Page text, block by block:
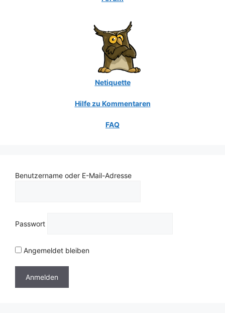
Netiquette
Hilfe zu Kommentaren
FAQ
Benutzername oder E-Mail-Adresse
Passwort
Angemeldet bleiben